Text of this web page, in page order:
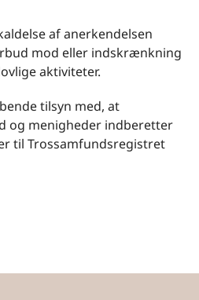
af anerkendelsen
mod eller indskrænkning
aktiviteter.
tilsyn med, at
og menigheder indberetter
til Trossamfundsregistret